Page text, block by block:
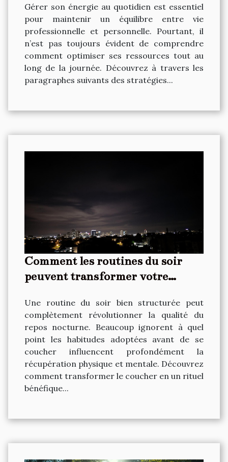
Gérer son énergie au quotidien est essentiel
pour maintenir un équilibre entre vie
professionnelle et personnelle. Pourtant, il
n’est pas toujours évident de comprendre
comment optimiser ses ressources tout au
long de la journée. Découvrez à travers les
paragraphes suivants des stratégies...
Comment les routines du soir
peuvent transformer votre
Une routine du soir bien structurée peut
complètement révolutionner la qualité du
repos nocturne. Beaucoup ignorent à quel
point les habitudes adoptées avant de se
coucher influencent profondément la
récupération physique et mentale. Découvrez
comment transformer le coucher en un rituel
bénéfique...